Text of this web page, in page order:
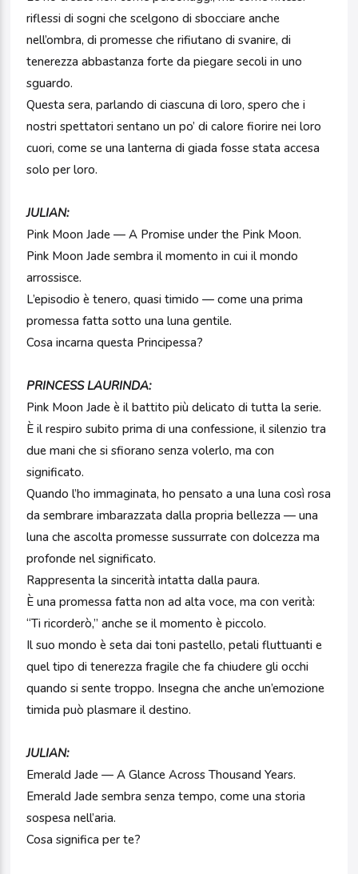
riflessi di sogni che scelgono di sbocciare anche
nell’ombra, di promesse che rifiutano di svanire, di
tenerezza abbastanza forte da piegare secoli in uno
sguardo.
Questa sera, parlando di ciascuna di loro, spero che i
nostri spettatori sentano un po’ di calore fiorire nei loro
cuori, come se una lanterna di giada fosse stata accesa
solo per loro.
JULIAN:
Pink Moon Jade — A Promise under the Pink Moon.
Pink Moon Jade sembra il momento in cui il mondo
arrossisce.
L’episodio è tenero, quasi timido — come una prima
promessa fatta sotto una luna gentile.
Cosa incarna questa Principessa?
PRINCESS LAURINDA:
Pink Moon Jade è il battito più delicato di tutta la serie.
È il respiro subito prima di una confessione, il silenzio tra
due mani che si sfiorano senza volerlo, ma con
significato.
Quando l’ho immaginata, ho pensato a una luna così rosa
da sembrare imbarazzata dalla propria bellezza — una
luna che ascolta promesse sussurrate con dolcezza ma
profonde nel significato.
Rappresenta la sincerità intatta dalla paura.
È una promessa fatta non ad alta voce, ma con verità:
“Ti ricorderò,” anche se il momento è piccolo.
Il suo mondo è seta dai toni pastello, petali fluttuanti e
quel tipo di tenerezza fragile che fa chiudere gli occhi
quando si sente troppo. Insegna che anche un’emozione
timida può plasmare il destino.
JULIAN:
Emerald Jade — A Glance Across Thousand Years.
Emerald Jade sembra senza tempo, come una storia
sospesa nell’aria.
Cosa significa per te?